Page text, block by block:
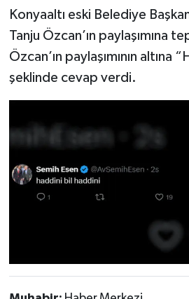
Konyaaltı eski Belediye
Tanju Özcan’ın paylaşımına
Özcan’ın paylaşımının altına
şeklinde cevap verdi.